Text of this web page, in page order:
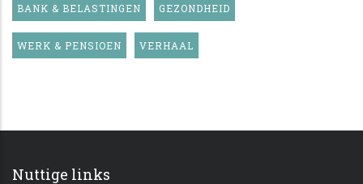
BANK & BELASTINGEN GEZONDHEID
WERK & PENSIOEN VERHAAL
Nuttige links